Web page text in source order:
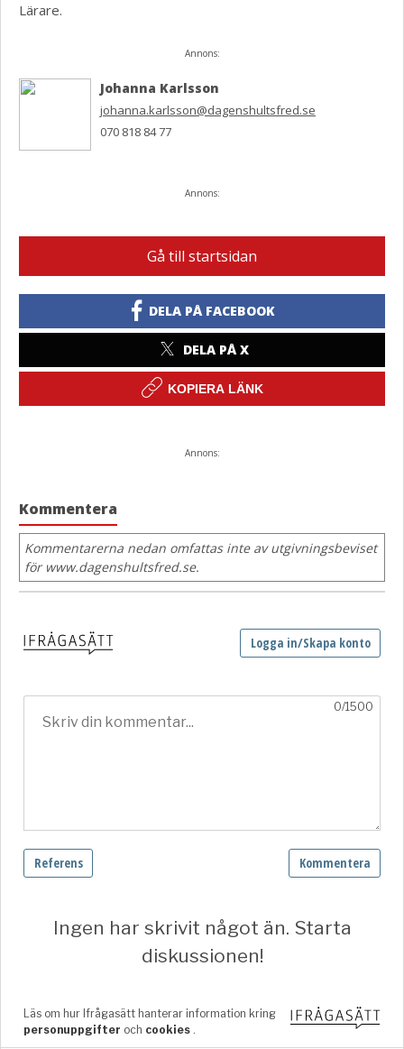
Lärare.
Annons:
Johanna Karlsson
johanna.karlsson@dagenshultsfred.se
070 818 84 77
Annons:
Gå till startsidan
DELA PÅ FACEBOOK
DELA PÅ X
KOPIERA LÄNK
Annons:
Kommentera
Kommentarerna nedan omfattas inte av utgivningsbeviset
för www.dagenshultsfred.se.